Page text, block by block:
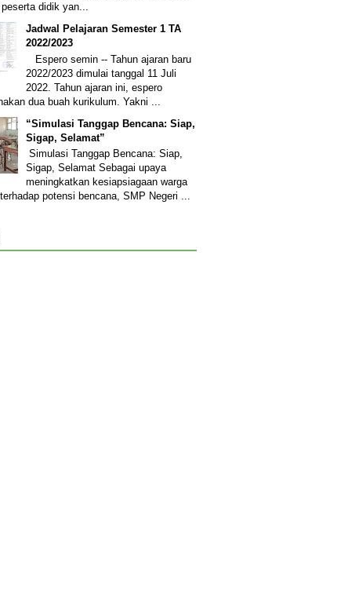
peserta didik yan...
Jadwal Pelajaran Semester 1 TA
2022/2023
Espero semin -- Tahun ajaran baru
2022/2023 dimulai tanggal 11 Juli
2022. Tahun ajaran ini, espero
dua buah kurikulum. Yakni ...
“Simulasi Tanggap Bencana: Siap,
Sigap, Selamat”
Simulasi Tanggap Bencana: Siap,
Sigap, Selamat Sebagai upaya
meningkatkan kesiapsiagaan warga
potensi bencana, SMP Negeri ...